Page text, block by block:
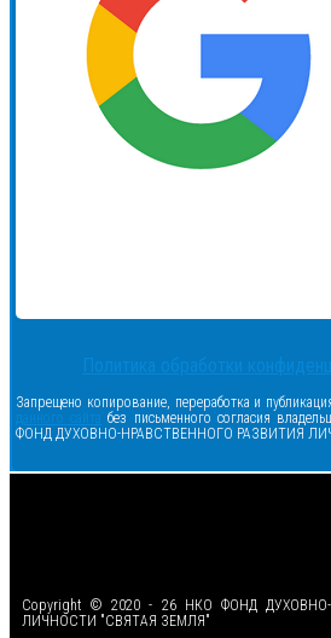
Политика обработки
Запрещено копирование, переработка и
данного сайта без письменного согласия
ФОНД ДУХОВНО-НРАВСТВЕННОГО РАЗВИТИЯ
Copyright © 2020 - 26 НКО ФОНД
ЛИЧНОСТИ "СВЯТАЯ ЗЕМЛЯ"